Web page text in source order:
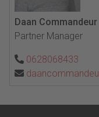
Daan Commandeur
Partner Manager
0628068433